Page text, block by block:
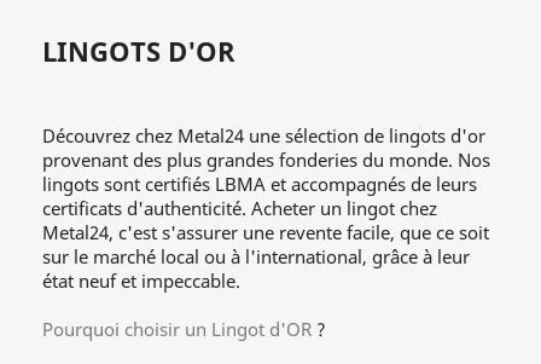
LINGOTS D'OR
Découvrez chez Metal24 une sélection de lingots d'or
provenant des plus grandes fonderies du monde. Nos
lingots sont certifiés LBMA et accompagnés de leurs
certificats d'authenticité. Acheter un lingot chez
Metal24, c'est s'assurer une revente facile, que ce soit
sur le marché local ou à l'international, grâce à leur
état neuf et impeccable.
Pourquoi choisir un Lingot d'OR ?